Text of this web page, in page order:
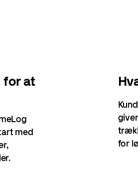
for at
med
for